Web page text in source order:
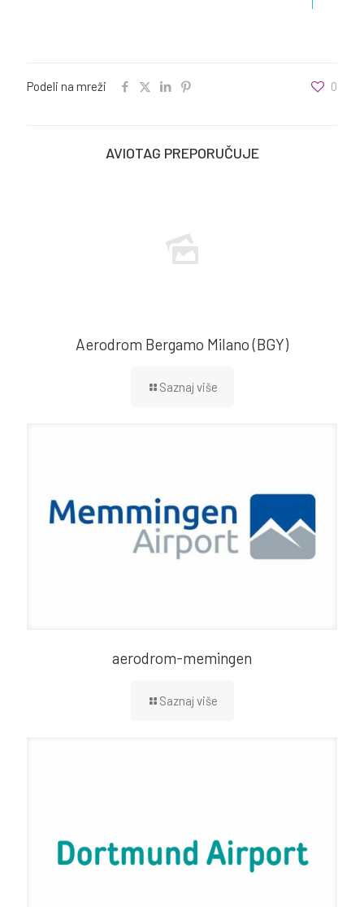
Podeli na mreži 0
AVIOTAG PREPORUČUJE
Aerodrom Bergamo Milano (BGY)
Saznaj više
aerodrom-memingen
Saznaj više